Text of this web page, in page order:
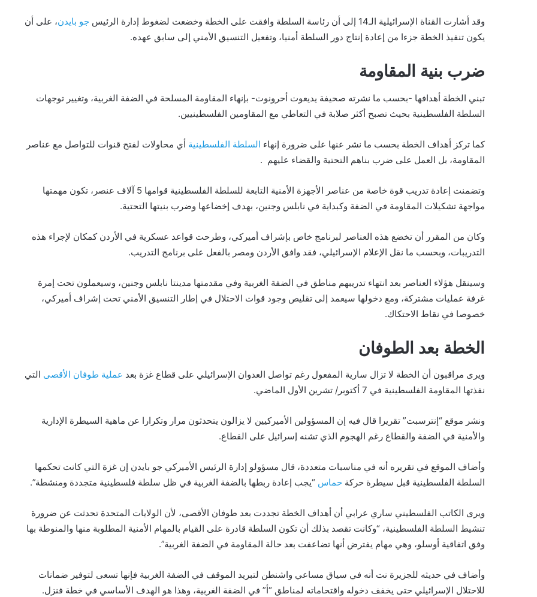
وقد أشارت القناة الإسرائيلية الـ14 إلى أن رئاسة السلطة وافقت على الخطة وخضعت لضغوط إدارة الرئيس جو بايدن، على أن
يكون تنفيذ الخطة جزءا من إعادة إنتاج دور السلطة أمنيا، وتفعيل التنسيق الأمني إلى سابق عهده.
ضرب بنية المقاومة
تبني الخطة أهدافها -بحسب ما نشرته صحيفة يديعوت أحرونوت- بإنهاء المقاومة المسلحة في الضفة الغربية، وتغيير توجهات
السلطة الفلسطينية بحيث تصبح أكثر صلابة في التعاطي مع المقاومين الفلسطينيين.
كما تركز أهداف الخطة بحسب ما نشر عنها على ضرورة إنهاء السلطة الفلسطينية أي محاولات لفتح قنوات للتواصل مع عناصر
المقاومة، بل العمل على ضرب بناهم التحتية والقضاء عليهم .
وتضمنت إعادة تدريب قوة خاصة من عناصر الأجهزة الأمنية التابعة للسلطة الفلسطينية قوامها 5 آلاف عنصر، تكون مهمتها
مواجهة تشكيلات المقاومة في الضفة وكبداية في نابلس وجنين، بهدف إخضاعها وضرب بنيتها التحتية.
وكان من المقرر أن تخضع هذه العناصر لبرنامج خاص بإشراف أميركي، وطرحت قواعد عسكرية في الأردن كمكان لإجراء هذه
التدريبات، وبحسب ما نقل الإعلام الإسرائيلي، فقد وافق الأردن ومصر بالفعل على برنامج التدريب.
وسينقل هؤلاء العناصر بعد انتهاء تدريبهم مناطق في الضفة الغربية وفي مقدمتها مدينتا نابلس وجنين، وسيعملون تحت إمرة
غرفة عمليات مشتركة، ومع دخولها سيعمد إلى تقليص وجود قوات الاحتلال في إطار التنسيق الأمني تحت إشراف أميركي،
خصوصا في نقاط الاحتكاك.
الخطة بعد الطوفان
ويرى مراقبون أن الخطة لا تزال سارية المفعول رغم تواصل العدوان الإسرائيلي على قطاع غزة بعد عملية طوفان الأقصى التي
نفذتها المقاومة الفلسطينية في 7 أكتوبر/ تشرين الأول الماضي.
ونشر موقع “إنترسبت” تقريرا قال فيه إن المسؤولين الأميركيين لا يزالون يتحدثون مرار وتكرارا عن ماهية السيطرة الإدارية
والأمنية في الضفة والقطاع رغم الهجوم الذي تشنه إسرائيل على القطاع.
وأضاف الموقع في تقريره أنه في مناسبات متعددة، قال مسؤولو إدارة الرئيس الأميركي جو بايدن إن غزة التي كانت تحكمها
السلطة الفلسطينية قبل سيطرة حركة حماس “يجب إعادة ربطها بالضفة الغربية في ظل سلطة فلسطينية متجددة ومنشطة”.
ويرى الكاتب الفلسطيني ساري عرابي أن أهداف الخطة تجددت بعد طوفان الأقصى، لأن الولايات المتحدة تحدثت عن ضرورة
تنشيط السلطة الفلسطينية، “وكانت تقصد بذلك أن تكون السلطة قادرة على القيام بالمهام الأمنية المطلوبة منها والمنوطة بها
وفق اتفاقية أوسلو، وهي مهام يفترض أنها تضاعفت بعد حالة المقاومة في الضفة الغربية”.
وأضاف في حديثه للجزيرة نت أنه في سياق مساعي واشنطن لتبريد الموقف في الضفة الغربية فإنها تسعى لتوفير ضمانات
للاحتلال الإسرائيلي حتى يخفف دخوله واقتحاماته لمناطق “أ” في الضفة الغربية، وهذا هو الهدف الأساسي في خطة فنزل.